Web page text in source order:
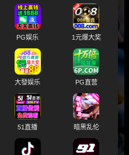
判引发球迷热议
析 卫冕冠军阿根廷与
巅峰之战
PG娱乐 1元爆大奖
大發娱乐 PG直营
51直播 暗黑乱伦